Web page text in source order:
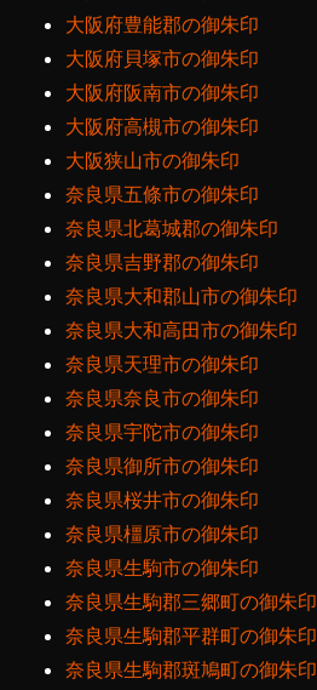
大阪府豊能郡の御朱印
大阪府貝塚市の御朱印
大阪府阪南市の御朱印
大阪府高槻市の御朱印
大阪狭山市の御朱印
奈良県五條市の御朱印
奈良県北葛城郡の御朱印
奈良県吉野郡の御朱印
奈良県大和郡山市の御朱印
奈良県大和高田市の御朱印
奈良県天理市の御朱印
奈良県奈良市の御朱印
奈良県宇陀市の御朱印
奈良県御所市の御朱印
奈良県桜井市の御朱印
奈良県橿原市の御朱印
奈良県生駒市の御朱印
奈良県生駒郡三郷町の御朱印
奈良県生駒郡平群町の御朱印
奈良県生駒郡斑鳩町の御朱印